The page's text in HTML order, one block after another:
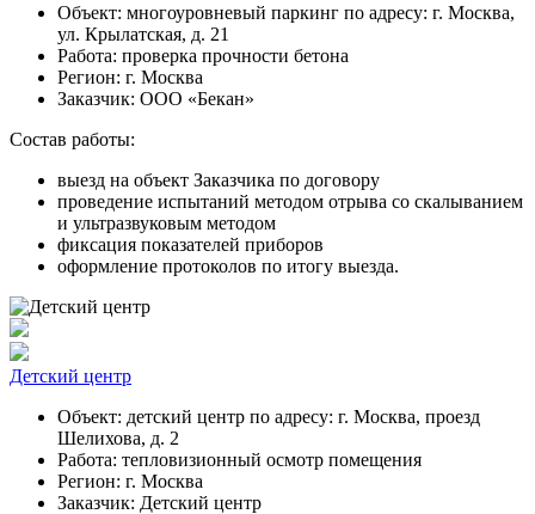
Объект: многоуровневый паркинг по адресу: г. Москва,
ул. Крылатская, д. 21
Работа: проверка прочности бетона
Регион: г. Москва
Заказчик: ООО «Бекан»
Состав работы:
выезд на объект Заказчика по договору
проведение испытаний методом отрыва со скалыванием
и ультразвуковым методом
фиксация показателей приборов
оформление протоколов по итогу выезда.
Детский центр
Объект: детский центр по адресу: г. Москва, проезд
Шелихова, д. 2
Работа: тепловизионный осмотр помещения
Регион: г. Москва
Заказчик: Детский центр